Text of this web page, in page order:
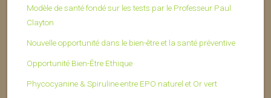
Modèle de santé fondé sur les tests par le Professeur Paul
Clayton
Nouvelle opportunité dans le bien-être et la santé préventive
Opportunité Bien-Être Ethique
Phycocyanine & Spiruline entre EPO naturel et Or vert